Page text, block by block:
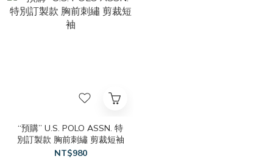
“預購” U.S. POLO ASSN. 特
別訂製款 胸前刺繡 剪裁短袖
NT$980